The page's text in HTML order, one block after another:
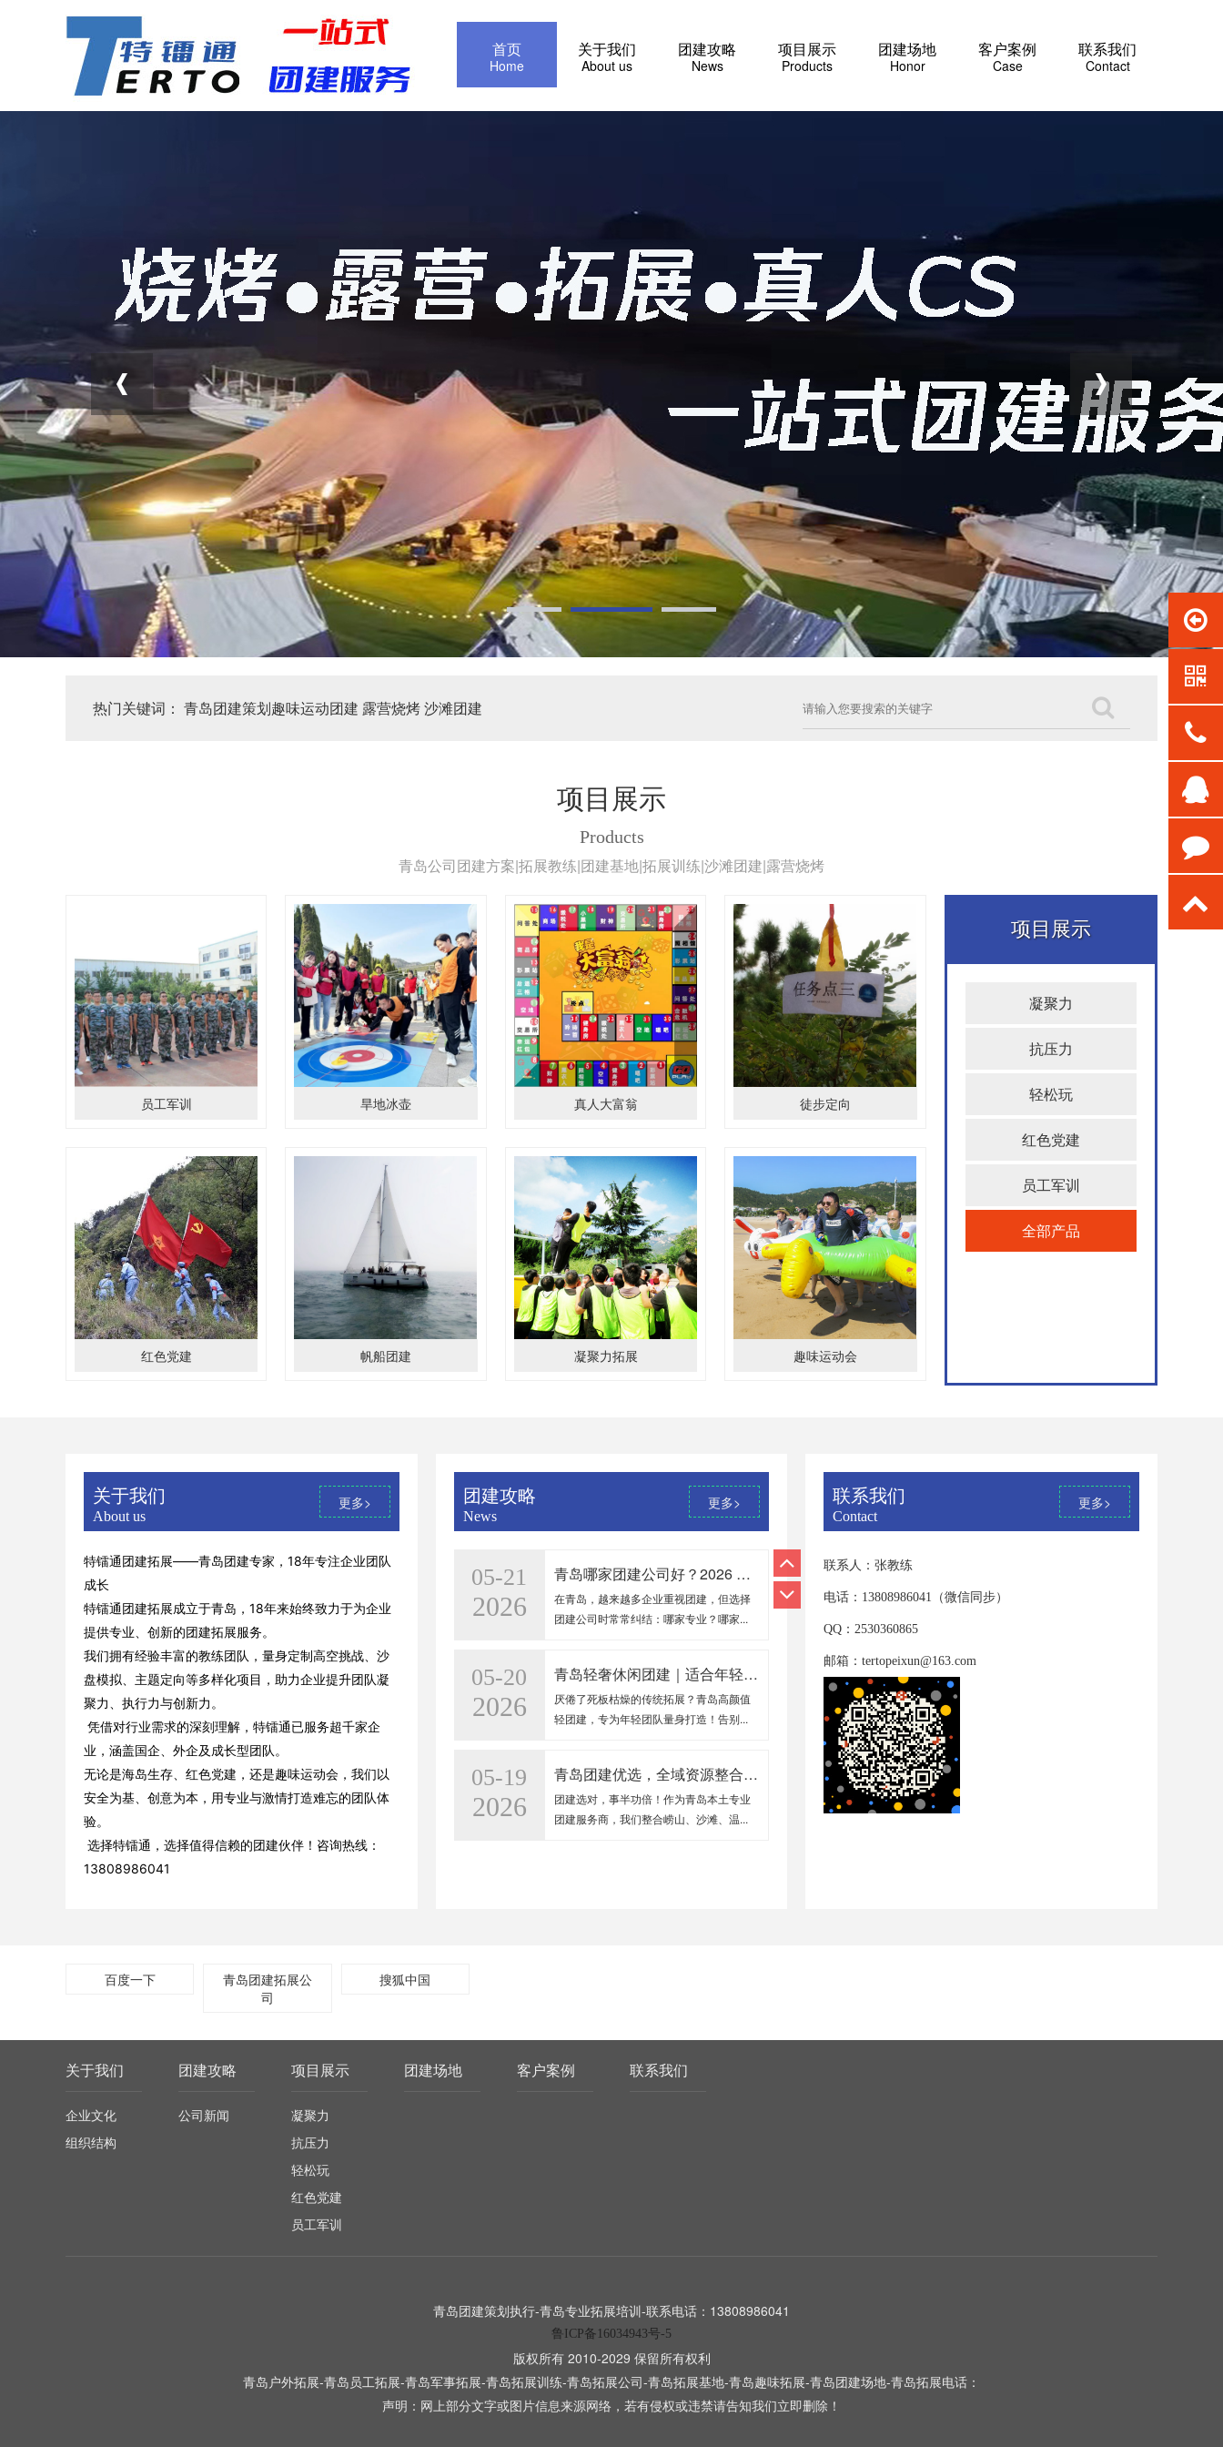
联系我们
Contact
客户案例
Case
团建场地
Honor
项目展示
Products
团建攻略
News
关于我们
About us
首页
Home
热门关键词： 青岛团建策划趣味运动团建 露营烧烤沙滩团建
项目展示
Products
青岛公司团建方案|拓展教练|团建基地|拓展训练|沙滩团建|露营烧烤
员工军训 旱地冰壶 真人大富翁 徒步定向
红色党建 帆船团建 凝聚力拓展 趣味运动会
项目展示
凝聚力
抗压力
轻松玩
红色党建
员工军训
全部产品
更多>
关于我们
About us
特镭通团建拓展——青岛团建专家，18年专注企业团队
成长
特镭通团建拓展成立于青岛，18年来始终致力于为企业
提供专业、创新的团建拓展服务。
我们拥有经验丰富的教练团队，量身定制高空挑战、沙
盘模拟、主题定向等多样化项目，助力企业提升团队凝
聚力、执行力与创新力。
凭借对行业需求的深刻理解，特镭通已服务超千家企
业，涵盖国企、外企及成长型团队。
无论是海岛生存、红色党建，还是趣味运动会，我们以
安全为基、创意为本，用专业与激情打造难忘的团队体
验。
选择特镭通，选择值得信赖的团建伙伴！咨询热线：
13808986041
更多>
团建攻略
News
07-06
2026
青岛团建拓展教练专业服务｜专业带队，告别无效团建
青岛做团建，选对教练直接提升活动质
感！✅全职资深拓展教练，不外包临时工...
05-21
2026
青岛哪家团建公司好？2026 优选品牌，定制专属团建方案
在青岛，越来越多企业重视团建，但选择
团建公司时常常纠结：哪家专业？哪家...
05-20
2026
青岛轻奢休闲团建｜适合年轻人、拒绝高强度
厌倦了死板枯燥的传统拓展？青岛高颜值
轻团建，专为年轻团队量身打造！告别...
05-19
2026
青岛团建优选，全域资源整合，打造高性价比团建之旅
团建选对，事半功倍！作为青岛本土专业
团建服务商，我们整合崂山、沙滩、温...
07-06
2026
轻团建，专为年轻团队量身打造！告别...
更多>
联系我们
Contact
联系人：张教练
电话：13808986041（微信同步）
QQ：2530360865
邮箱：tertopeixun@163.com
百度一下
青岛团建拓展公
司
搜狐中国
关于我们
企业文化
组织结构
团建攻略
公司新闻
项目展示
凝聚力
抗压力
轻松玩
红色党建
员工军训
团建场地 客户案例 联系我们
青岛团建策划执行-青岛专业拓展培训-联系电话：13808986041
鲁ICP备16034943号-5
版权所有 2010-2029 保留所有权利
青岛户外拓展-青岛员工拓展-青岛军事拓展-青岛拓展训练-青岛拓展公司-青岛拓展基地-青岛趣味拓展-青岛团建场地-青岛拓展电话：
声明：网上部分文字或图片信息来源网络，若有侵权或违禁请告知我们立即删除！